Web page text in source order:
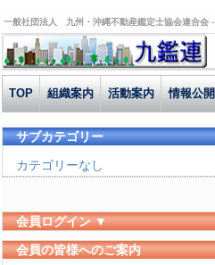
一般社団法人 九州・沖縄不動産鑑定士協会連合会 -
TOP 組織案内 活動案内 情報公開
サブカテゴリー
カテゴリーなし
会員ログイン ▼
ユーザーID
会員の皆様へのご案内